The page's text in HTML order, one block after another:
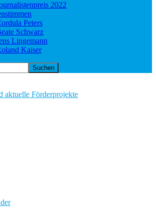
2022
Peters
Schwarz
Lingemann
Kaiser
Suchen
aktuelle Förderprojekte